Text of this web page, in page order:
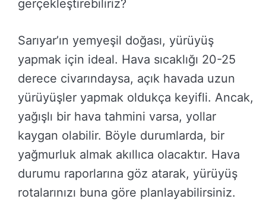
gerçekleştirebiliriz?
Sarıyar’ın yemyeşil doğası, yürüyüş
yapmak için ideal. Hava sıcaklığı 20-25
derece civarındaysa, açık havada uzun
yürüyüşler yapmak oldukça keyifli. Ancak,
yağışlı bir hava tahmini varsa, yollar
kaygan olabilir. Böyle durumlarda, bir
yağmurluk almak akıllıca olacaktır. Hava
durumu raporlarına göz atarak, yürüyüş
rotalarınızı buna göre planlayabilirsiniz.